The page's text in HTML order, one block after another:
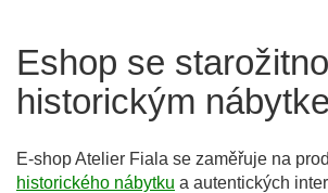
Eshop se
historickým
E-shop Atelier Fiala se zaměřuje na
historického nábytku a autentických